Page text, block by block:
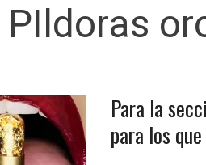
PIldoras
Para la
para los